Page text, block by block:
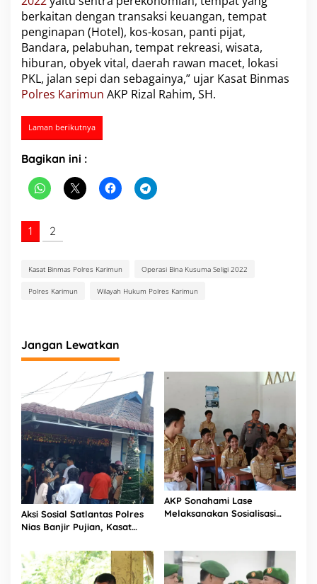
berkaitan dengan transaksi keuangan, tempat
penginapan (Hotel), kos-kosan, panti pijat,
Bandara, pelabuhan, tempat rekreasi, wisata,
hiburan, obyek vital, daerah rawan macet, lokasi
PKL, jalan sepi dan sebagainya,” ujar Kasat Binmas
Polres Karimun AKP Rizal Rahim, SH.
Laman berikutnya
Bagikan ini :
1 2
Kasat Binmas Polres Karimun Operasi Bina Kusuma Seligi 2022
Polres Karimun Wilayah Hukum Polres Karimun
Jangan Lewatkan
Aksi Sosial Satlantas Polres
Nias Banjir Pujian, Kasat
Bagikan 1.000 Dus Kopi
Fresco untuk Warga di
Tengah Sulitnya Ekonomi
AKP Sonahami Lase
Melaksanakan Sosialisasi
Selatan